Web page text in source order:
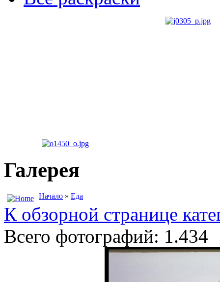
Галерея
Начало » Еда
К обзорной странице
Всего фотографий: 1.434